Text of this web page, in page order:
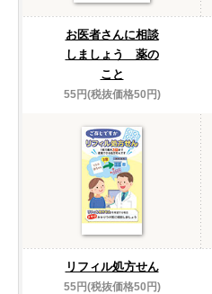
お医者さんに相談
しましょう 薬の
こと
55円(税抜価格50円)
リフィル処方せん
55円(税抜価格50円)